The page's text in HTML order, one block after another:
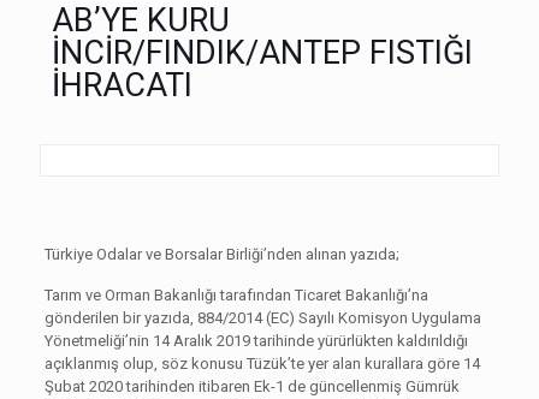
AB’YE KURU
İNCİR/FINDIK/ANTEP FISTIĞI
İHRACATI
Türkiye Odalar ve Borsalar Birliği’nden alınan yazıda;
Tarım ve Orman Bakanlığı tarafından Ticaret Bakanlığı’na
gönderilen bir yazıda, 884/2014 (EC) Sayılı Komisyon Uygulama
Yönetmeliği’nin 14 Aralık 2019 tarihinde yürürlükten kaldırıldığı
açıklanmış olup, söz konusu Tüzük’te yer alan kurallara göre 14
Şubat 2020 tarihinden itibaren Ek-1 de güncellenmiş Gümrük